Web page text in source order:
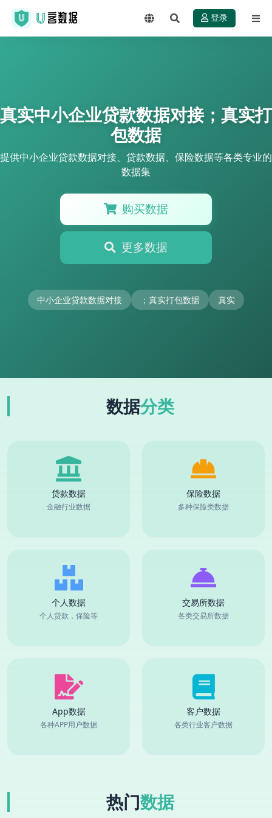
登录
真实中小企业贷款数据对接；真实打
包数据
提供中小企业贷款数据对接、贷款数据、保险数据等各类专业的
数据集
购买数据
更多数据
中小企业贷款数据对接 ；真实打包数据 真实
数据分类
贷款数据
金融行业数据
保险数据
多种保险类数据
个人数据
个人贷款，保险等
交易所数据
各类交易所数据
App数据
各种APP用户数据
客户数据
各类行业客户数据
热门数据